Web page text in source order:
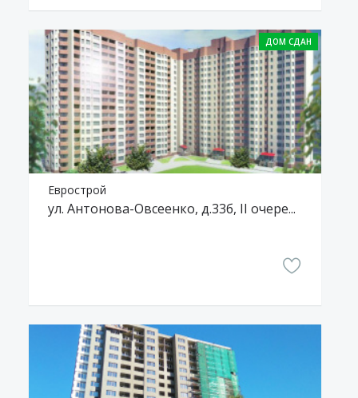
Еврострой
ул. Антонова-Овсеенко, д.33б, II очередь